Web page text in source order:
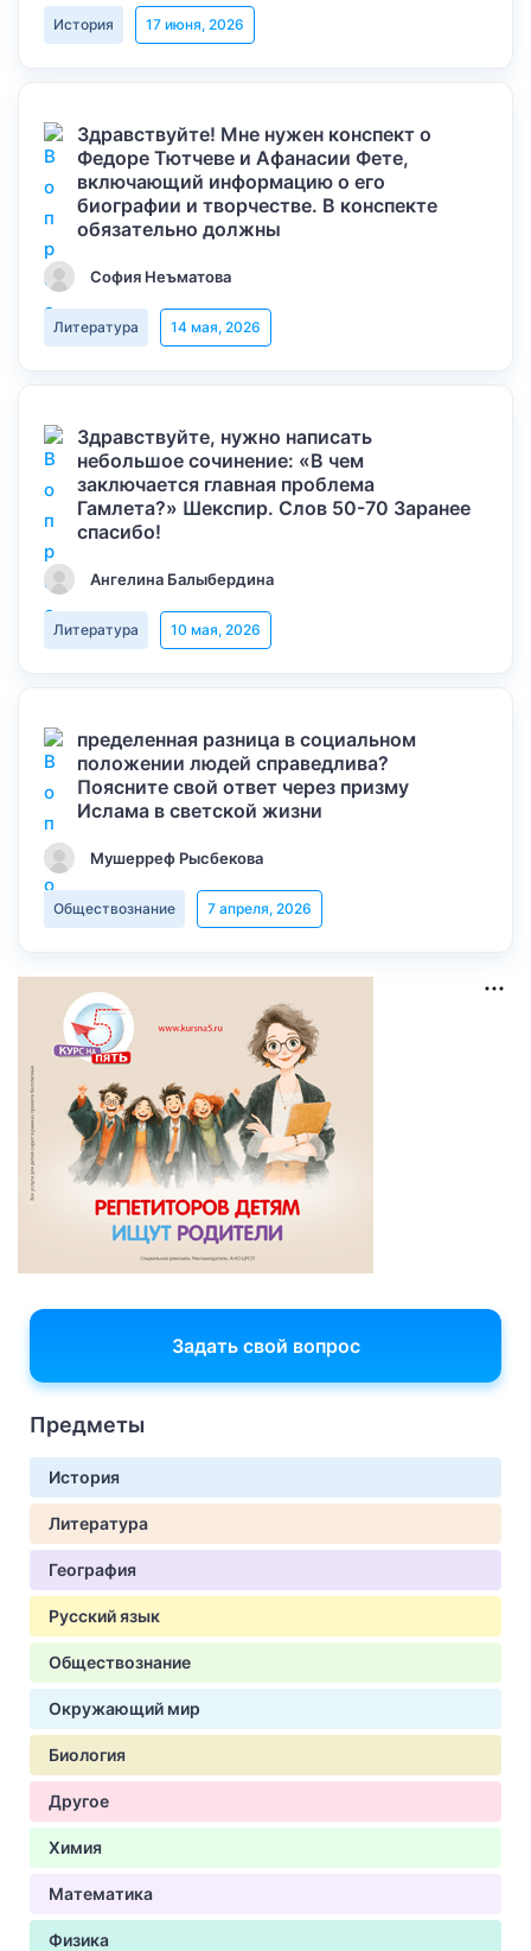
История 17 июня, 2026
Здравствуйте! Мне нужен конспект о
Федоре Тютчеве и Афанасии Фете,
включающий информацию о его
биографии и творчестве. В конспекте
обязательно должны
София Неъматова
Литература 14 мая, 2026
Здравствуйте, нужно написать
небольшое сочинение: «В чем
заключается главная проблема
Гамлета?» Шекспир. Слов 50-70 Заранее
спасибо!
Ангелина Балыбердина
Литература 10 мая, 2026
пределенная разница в социальном
положении людей справедлива?
Поясните свой ответ через призму
Ислама в светской жизни
Мушерреф Рысбекова
Обществознание 7 апреля, 2026
Задать свой вопрос
Предметы
История
Литература
География
Русский язык
Обществознание
Окружающий мир
Биология
Другое
Химия
Математика
Физика